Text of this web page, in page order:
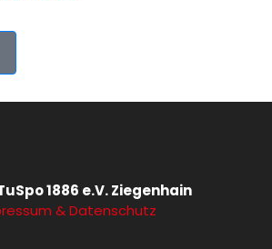
1886 e.V. Ziegenhain
& Datenschutz